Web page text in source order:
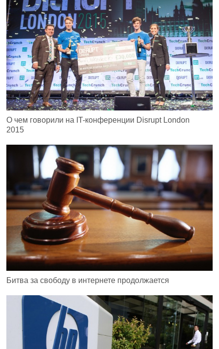
О чем говорили на IT-конференции Disrupt London
2015
Битва за свободу в интернете продолжается